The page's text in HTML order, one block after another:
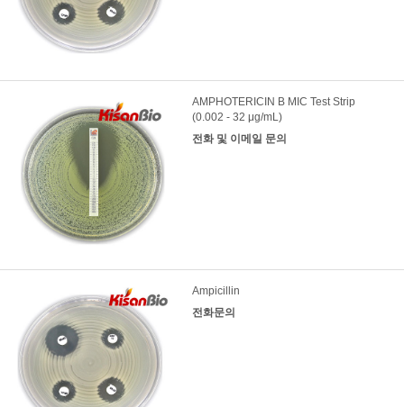
AMPHOTERICIN B MIC Test Strip
(0.002 - 32 μg/mL)
전화 및 이메일 문의
Ampicillin
전화문의